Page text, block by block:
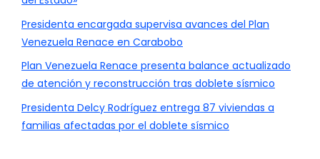
Presidenta encargada supervisa avances del Plan
Venezuela Renace en Carabobo
Plan Venezuela Renace presenta balance actualizado
de atención y reconstrucción tras doblete sísmico
Presidenta Delcy Rodríguez entrega 87 viviendas a
familias afectadas por el doblete sísmico